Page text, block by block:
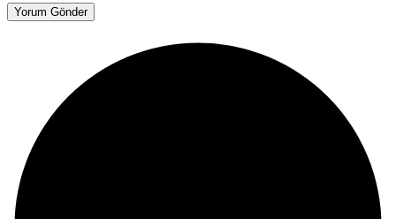
Yorum Gönder